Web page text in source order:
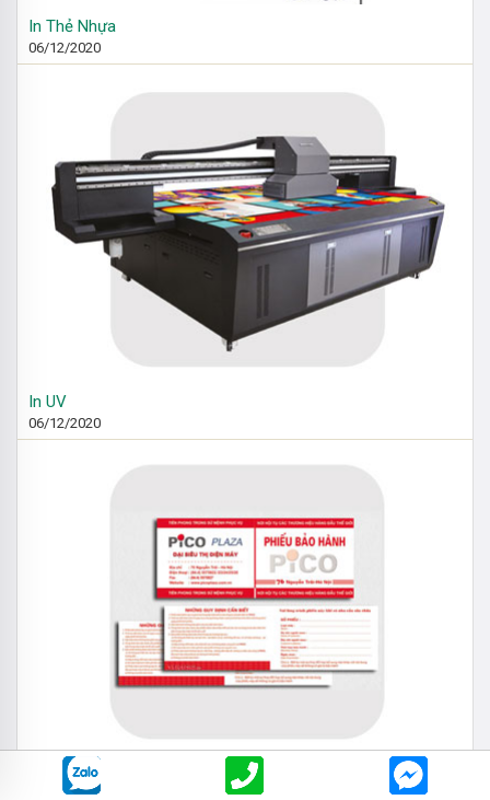
In Thẻ Nhựa
06/12/2020
In UV
06/12/2020
In Phiếu Bảo Hành